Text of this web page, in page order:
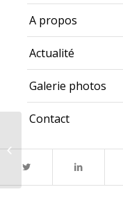
A propos
Actualité
Galerie photos
Contact
le dossier se débloque
enfin